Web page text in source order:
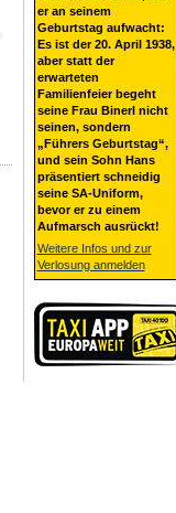
er an seinem
Geburtstag aufwacht:
Es ist der 20. April 1938,
aber statt der
erwarteten
Familienfeier begeht
seine Frau Binerl nicht
seinen, sondern
„Führers Geburtstag“,
und sein Sohn Hans
präsentiert schneidig
seine SA-Uniform,
bevor er zu einem
Aufmarsch ausrückt!
Weitere Infos und zur
Verlosung anmelden